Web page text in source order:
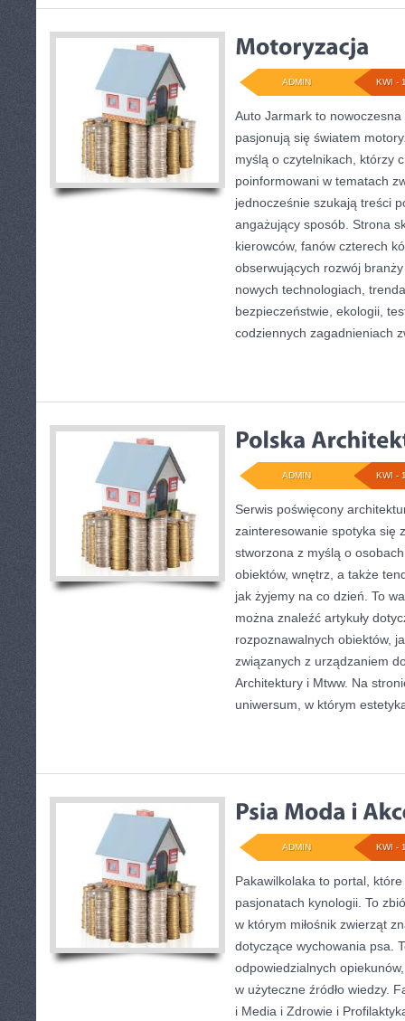
KWI -
ADMIN
Auto Jarmark to
pasjonują się światem
myślą o czytelnikach, którzy
poinformowani w tematach
jednocześnie szukają treści
angażujący sposób. Strona
kierowców, fanów czterech
obserwujących rozwój
nowych technologiach,
bezpieczeństwie, ekologii,
codziennych zagadnieniach
KWI -
ADMIN
Serwis poświęcony
zainteresowanie spotyka się
stworzona z myślą o
obiektów, wnętrz, a także
jak żyjemy na co dzień. To
można znaleźć artykuły
rozpoznawalnych obiektów,
związanych z urządzaniem
Architektury i Mtww. Na
uniwersum, w którym
KWI -
ADMIN
Pakawilkolaka to portal,
pasjonatach kynologii. To
w którym miłośnik zwierząt
dotyczące wychowania psa.
odpowiedzialnych
w użyteczne źródło wiedzy.
i Media i Zdrowie i